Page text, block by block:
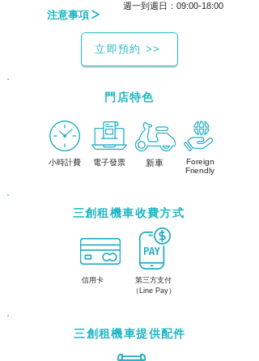
注意事項
週一到週日：09:00-18:00
立即預約 >>
門店特色
小時計費 電子發票 新車
Foreign
Friendly
三創租機車收費方式
信用卡
第三方支付
（Line Pay）
三創租機車提供配件